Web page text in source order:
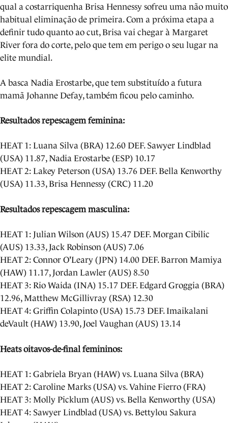
qual a costarriquenha Brisa Hennessy sofreu uma não muito
habitual eliminação de primeira. Com a próxima etapa a
definir tudo quanto ao cut, Brisa vai chegar à Margaret
River fora do corte, pelo que tem em perigo o seu lugar na
elite mundial.
A basca Nadia Erostarbe, que tem substituído a futura
mamã Johanne Defay, também ficou pelo caminho.
Resultados repescagem feminina:
HEAT 1: Luana Silva (BRA) 12.60 DEF. Sawyer Lindblad
(USA) 11.87, Nadia Erostarbe (ESP) 10.17
HEAT 2: Lakey Peterson (USA) 13.76 DEF. Bella Kenworthy
(USA) 11.33, Brisa Hennessy (CRC) 11.20
Resultados repescagem masculina:
HEAT 1: Julian Wilson (AUS) 15.47 DEF. Morgan Cibilic
(AUS) 13.33, Jack Robinson (AUS) 7.06
HEAT 2: Connor O'Leary (JPN) 14.00 DEF. Barron Mamiya
(HAW) 11.17, Jordan Lawler (AUS) 8.50
HEAT 3: Rio Waida (INA) 15.17 DEF. Edgard Groggia (BRA)
12.96, Matthew McGillivray (RSA) 12.30
HEAT 4: Griffin Colapinto (USA) 15.73 DEF. Imaikalani
deVault (HAW) 13.90, Joel Vaughan (AUS) 13.14
Heats oitavos-de-final femininos:
HEAT 1: Gabriela Bryan (HAW) vs. Luana Silva (BRA)
HEAT 2: Caroline Marks (USA) vs. Vahine Fierro (FRA)
HEAT 3: Molly Picklum (AUS) vs. Bella Kenworthy (USA)
HEAT 4: Sawyer Lindblad (USA) vs. Bettylou Sakura